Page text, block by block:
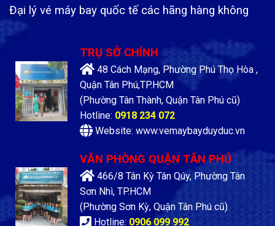
Đại lý vé máy bay quốc tế các hãng hàng không
TRỤ SỞ CHÍNH
48 Cách Mạng, Phường Phú Thọ Hòa ,
Quận Tân Phú,TP.HCM
(Phường Tân Thành, Quận Tân Phú cũ)
Hotline: 0918 234 072
Website: www.vemaybayduyduc.vn
VĂN PHÒNG QUẬN TÂN PHÚ
466/8 Tân Kỳ Tân Qúy, Phường Tân
Sơn Nhì, TP.HCM
(Phường Sơn Kỳ, Quận Tân Phú cũ)
Hotline: 0906 099 992